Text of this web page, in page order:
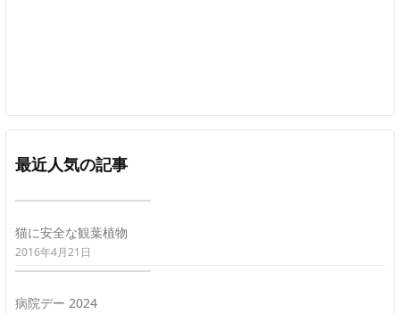
最近人気の記事
猫に安全な観葉植物
2016年4月21日
病院デー 2024